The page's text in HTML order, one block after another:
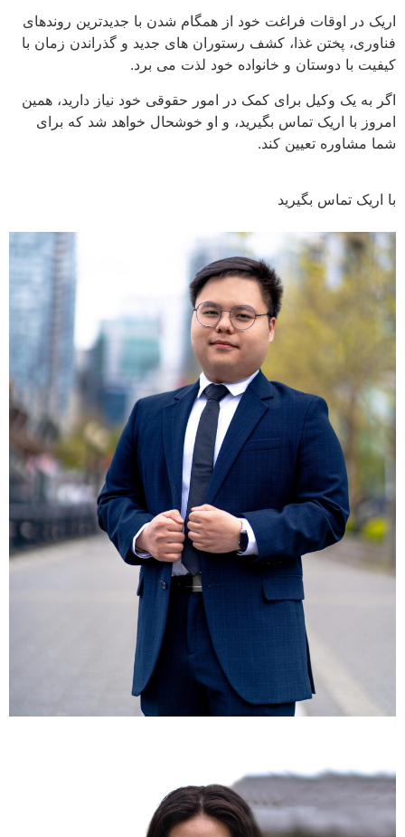
اریک در اوقات فراغت خود از همگام شدن با جدیدترین روندهای
فناوری، پختن غذا، کشف رستوران های جدید و گذراندن زمان با
کیفیت با دوستان و خانواده خود لذت می برد.
اگر به یک وکیل برای کمک در امور حقوقی خود نیاز دارید، همین
امروز با اریک تماس بگیرید، و او خوشحال خواهد شد که برای
شما مشاوره تعیین کند.
با اریک تماس بگیرید